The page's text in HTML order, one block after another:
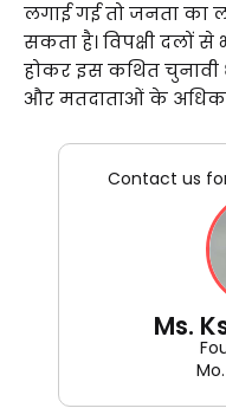
लगाई गई तो जनता का
सकता है। विपक्षी दलों
होकर इस कथित
और मतदाताओं के
Contact us
Ms.